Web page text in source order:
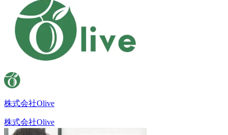
株式会社Olive
株式会社Olive